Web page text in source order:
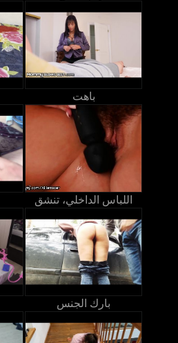
باهت
اللباس الداخلي، تنشق
بارك الجنس